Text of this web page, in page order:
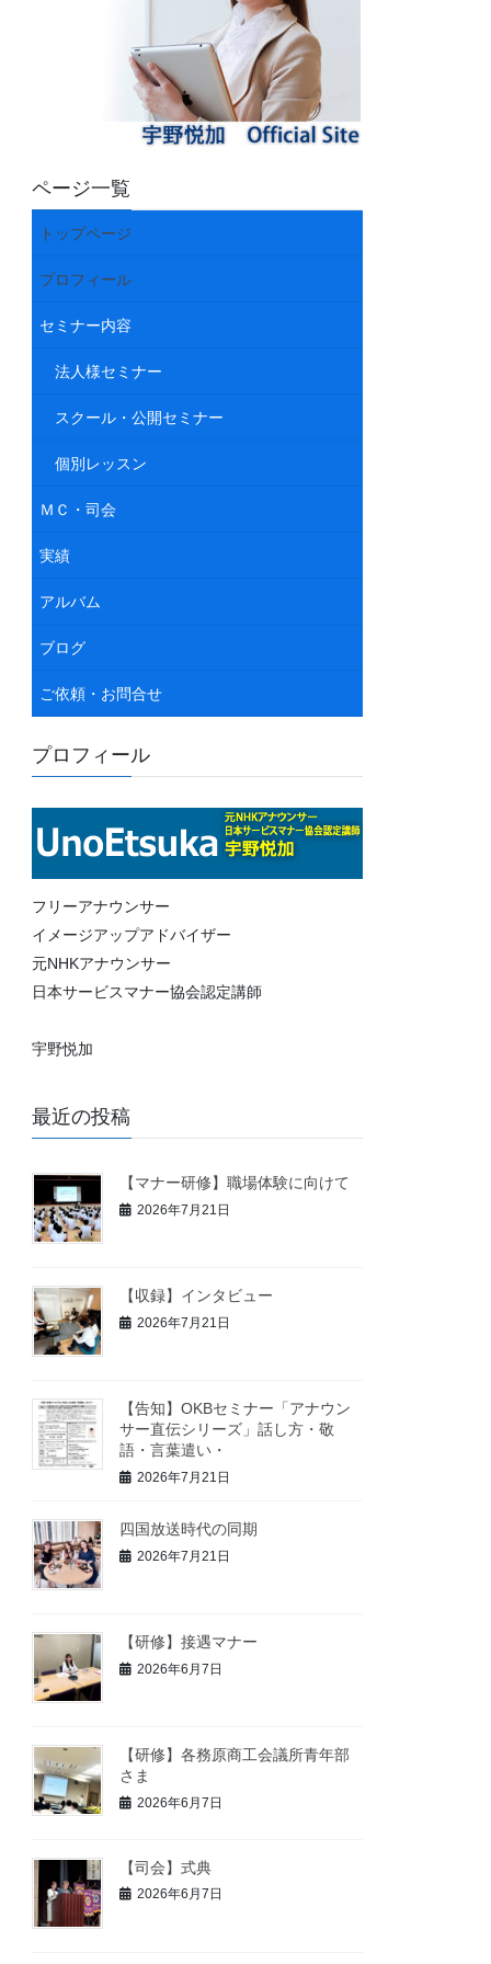
ページ一覧
トップページ
プロフィール
セミナー内容
法人様セミナー
スクール・公開セミナー
個別レッスン
ＭＣ・司会
実績
アルバム
ブログ
ご依頼・お問合せ
プロフィール
フリーアナウンサー
イメージアップアドバイザー
元NHKアナウンサー
日本サービスマナー協会認定講師
宇野悦加
最近の投稿
【マナー研修】職場体験に向けて
2026年7月21日
【収録】インタビュー
2026年7月21日
【告知】OKBセミナー「アナウン
サー直伝シリーズ」話し方・敬
語・言葉遣い・
2026年7月21日
四国放送時代の同期
2026年7月21日
【研修】接遇マナー
2026年6月7日
【研修】各務原商工会議所青年部
さま
2026年6月7日
【司会】式典
2026年6月7日